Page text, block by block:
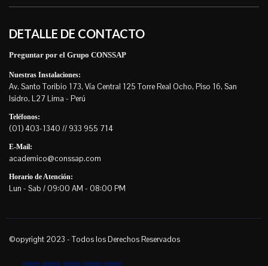
DETALLE DE CONTACTO
Preguntar por el Grupo CONSSAP
Nuestras Instalaciones:
Av. Santo Toribio 173, Vía Central 125 Torre Real Ocho, Piso 16, San
Isidro, L27 Lima - Perú
Teléfonos:
(01) 403-1340 // 933 955 714
E-Mail:
academico@conssap.com
Horario de Atención:
Lun - Sab / 09:00 AM - 08:00 PM
©opyright 2023 - Todos los Derechos Reservados